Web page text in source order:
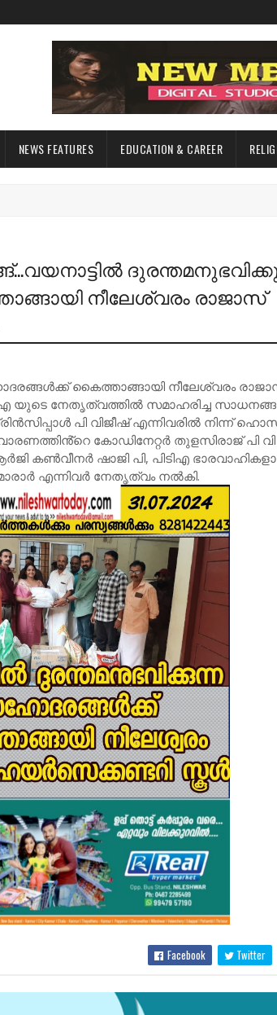
NEWS FEATURES EDUCATION & CAREER
നീലേശ്വരം രാജാസ്
കൈത്താങ്ങായി നീലേശ്വരം
യുടെ നേതൃത്വത്തിൽ സമാഹരിച്ച
പി വിജീഷ് എന്നിവരിൽ നിന്ന്
കോഡിനേറ്റർ തുളസിരാജ് പി
കൺവീനർ ഷാജി പി, പിടിഎ
എന്നിവർ നേതൃത്വം നൽകി.
Facebook Twitter